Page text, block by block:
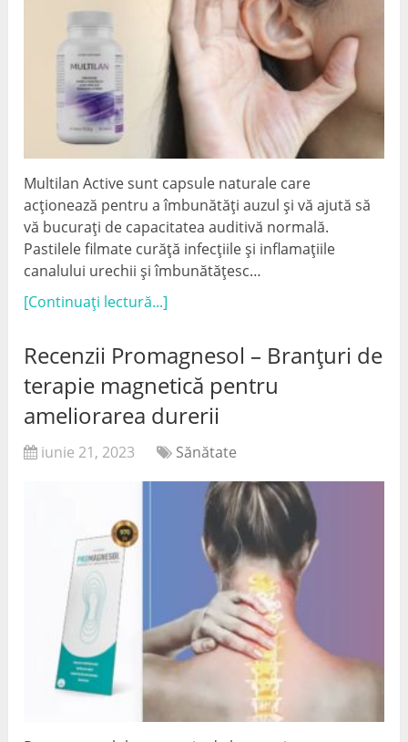
Multilan Active sunt capsule naturale care
acționează pentru a îmbunătăți auzul și vă ajută să
vă bucurați de capacitatea auditivă normală.
Pastilele filmate curăță infecțiile și inflamațiile
canalului urechii și îmbunătățesc…
[Continuați lectură...]
Recenzii Promagnesol – Branțuri de
terapie magnetică pentru
ameliorarea durerii
iunie 21, 2023 Sănătate